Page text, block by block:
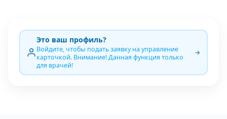
Это ваш профиль?
Войдите, чтобы подать заявку на управление
карточкой. Внимание! Данная функция только
для врачей!